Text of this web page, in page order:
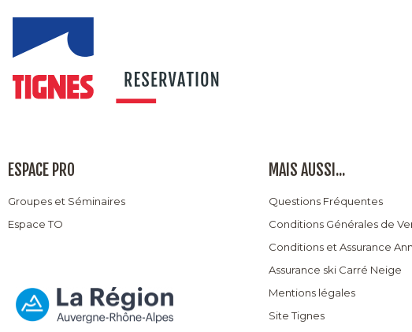
ESPACE PRO
Groupes et Séminaires
Espace TO
MAIS AUSSI...
Questions Fréquentes
Conditions Générales de
Conditions et Assurance
Assurance ski Carré Neige
Mentions légales
Site Tignes